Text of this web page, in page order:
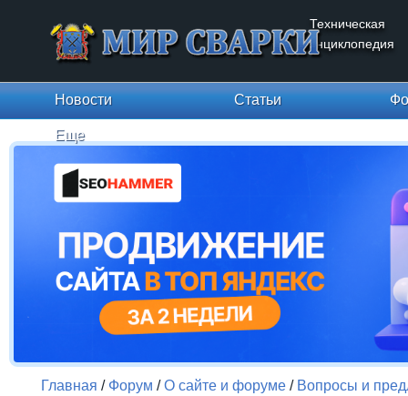
Техническая
энциклопедия
Новости Статьи
Еще
Главная / Форум /О сайте и форуме / Вопросы и